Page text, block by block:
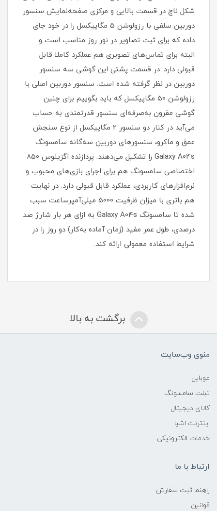
شکل ناچ در قسمت بالایی و مرکزی صفحه‌نمایش سنسور
دوربین سلفی با رزولوشن 5 مگاپیکسل را در خود جای
داده که برای ثبت تصاویر در نور روز مناسب است و
البته برای تماس‌های تصویری هم عملکرد کاملا قابل
قبولی دارد. در قسمت پشتی این گوشی سه سنسور
دوربین در نظر گرفته شده است. سنسور دوربین اصلی با
رزولوشن 50 مگاپیکسل که باید بگوییم برای چنین
گوشی مقرون به‌صرفه‌ای سنسور قدرتمندی به حساب
می‌آید در کنار دو سنسور 2 مگاپیکسل از نوع سنجش
عمق و ماکرو، سنسور‌های دوربین سه‌گانه سامسونگ
Galaxy A04s را تشکیل می‌دهند. پردازنده اگزینوس 850
اختصاصی سامسونگ هم برای اجرای بازی‌های محبوب و
نرم‌افزار‌های کاربردی، عملکرد قابل قبولی دارد. در نهایت
هم باتری با میزان ظرفیت 5000 میلی‌آمپر‌ساعت سبب
شده تا سامسونگ Galaxy A04s به ازای هر بار شارژ صد
درصدی، طول عمر مفید (زمان آماده به‌کار) دو روز را در
شرایط استفاده معمولی ارائه کند.
برگشت به بالا
منوی وب‌سایت
موبایل
تبلت سامسونگ
کالای دیجیتال
اینترنت اشیا
خدمات الکترونیکی
ارتباط با ما
راهنما ثبت سفارش
قوانین